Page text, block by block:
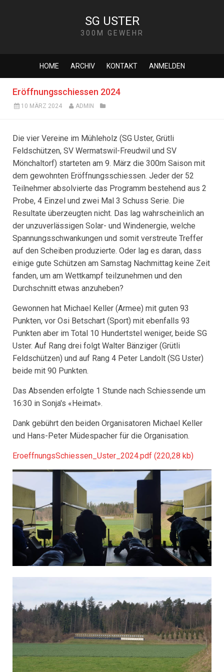
SG USTER
300M GEWEHR
HOME ARCHIV KONTAKT ANMELDEN
Eröffnungsschiessen 2024
10 MÄRZ 2024 ADMIN
Die vier Vereine im Mühleholz (SG Uster, Grütli
Feldschützen, SV Wermatswil-Freudwil und SV
Mönchaltorf) starteten am 9. März die 300m Saison mit
dem gewohnten Eröffnungsschiessen. Jeder der 52
Teilnehmer absolvierte das Programm bestehend aus 2
Probe, 4 Einzel und zwei Mal 3 Schuss Serie. Die
Resultate überzeugten nicht. Das lag wahrscheinlich an
der unzuverlässigen Solar- und Windenergie, welche
Spannungsschwankungen und somit verstreute Treffer
auf den Scheiben produzierte. Oder lag es daran, dass
einige gute Schützen am Samstag Nachmittag keine Zeit
fanden, um am Wettkampf teilzunehmen und den
Durchschnitt etwas anzuheben?
Gewonnen hat Michael Keller (Armee) mit guten 93
Punkten, vor Osi Betschart (Sport) mit ebenfalls 93
Punkten aber im Total 10 Hundertstel weniger, beide SG
Uster. Auf Rang drei folgt Walter Bänziger (Grütli
Feldschützen) und auf Rang 4 Peter Landolt (SG Uster)
beide mit 90 Punkten.
Das Absenden erfolgte 1 Stunde nach Schiessende um
16:30 in Sonja's «Heimat».
Dank gebührt den beiden Organisatoren Michael Keller
und Hans-Peter Müdespacher für die Organisation.
EroeffnungsSchiessen_Uster_2024.pdf (220,28 kb)